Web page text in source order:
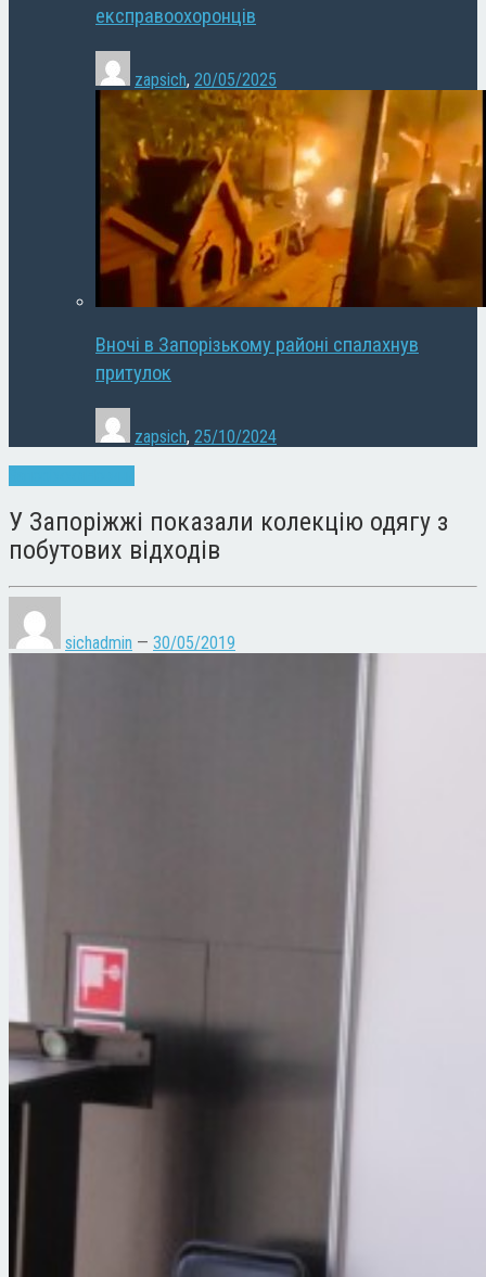
експравоохоронців
zapsich, 20/05/2025
Вночі в Запорізькому районі спалахнув
притулок
zapsich, 25/10/2024
У Запоріжжі показали колекцію одягу з
побутових відходів
sichadmin — 30/05/2019